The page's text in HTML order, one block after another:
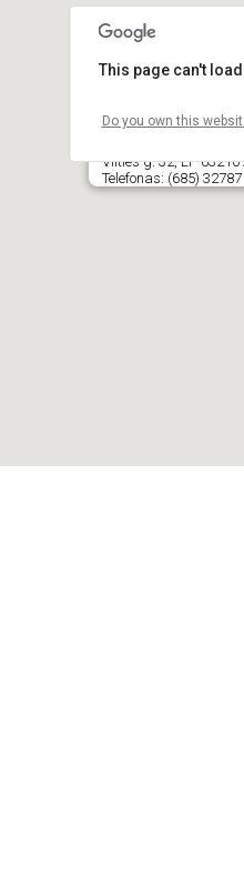
D. Nemeikštienės
Vilties g. 32, LT- 63210
Telefonas: (685) 32787
This page can't
Do you own this